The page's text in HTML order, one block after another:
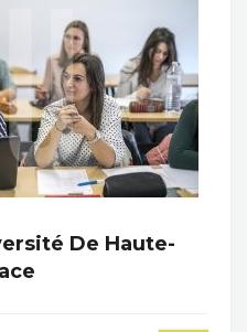
De Haute-